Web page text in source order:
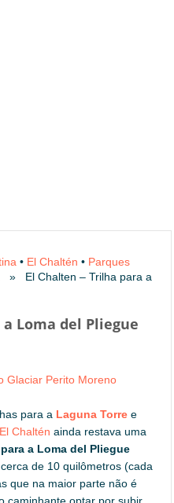
• El Chaltén • Parques
» El Chalten – Trilha para a
Loma del Pliegue
Glaciar Perito Moreno
para a Laguna Torre e
El Chaltén ainda restava uma
a Loma del Pliegue
de 10 quilômetros (cada
que na maior parte não é